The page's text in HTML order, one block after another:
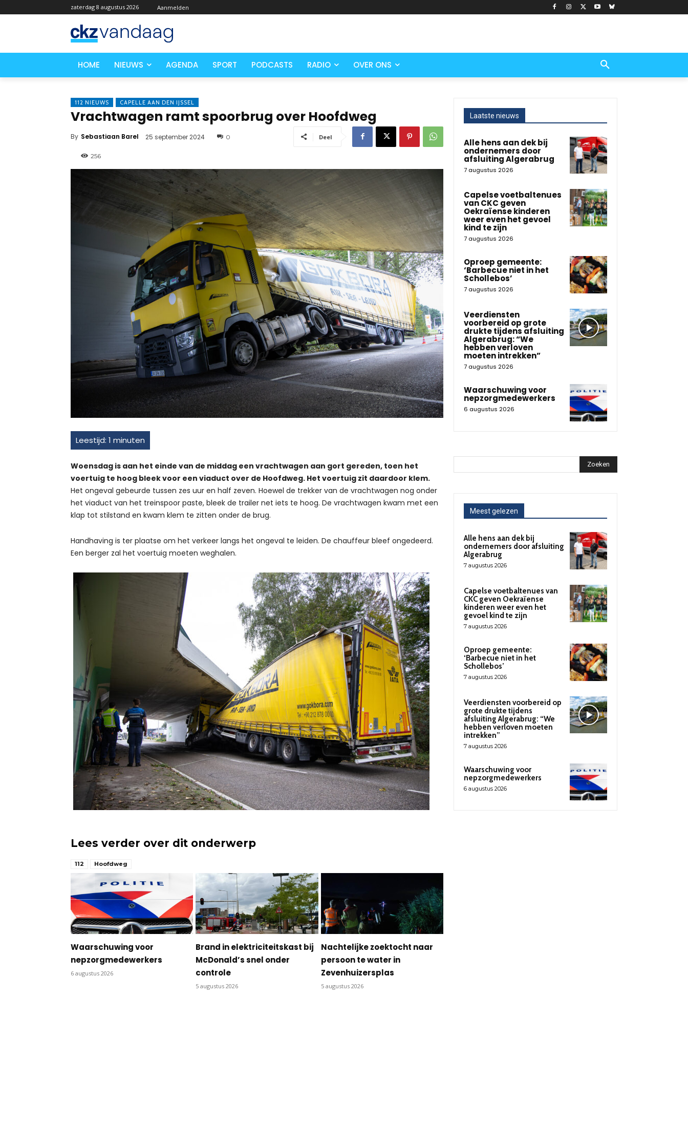
zaterdag 8 augustus 2026 Aanmelden
HOME NIEUWS AGENDA SPORT PODCASTS RADIO OVER ONS
112 NIEUWS CAPELLE AAN DEN IJSSEL
Vrachtwagen ramt spoorbrug over Hoofdweg
By Sebastiaan Barel 25 september 2024 0
256
Deel
Woensdag is aan het einde van de middag een vrachtwagen aan gort gereden, toen het
voertuig te hoog bleek voor een viaduct over de Hoofdweg. Het voertuig zit daardoor klem.
Het ongeval gebeurde tussen zes uur en half zeven. Hoewel de trekker van de vrachtwagen nog onder
het viaduct van het treinspoor paste, bleek de trailer net iets te hoog. De vrachtwagen kwam met een
klap tot stilstand en kwam klem te zitten onder de brug.
Handhaving is ter plaatse om het verkeer langs het ongeval te leiden. De chauffeur bleef ongedeerd.
Een berger zal het voertuig moeten weghalen.
Lees verder over dit onderwerp
112 Hoofdweg
Waarschuwing voor
nepzorgmedewerkers
6 augustus 2026
Brand in elektriciteitskast bij
McDonald’s snel onder
controle
5 augustus 2026
Nachtelijke zoektocht naar
persoon te water in
Zevenhuizersplas
5 augustus 2026
Laatste nieuws
Alle hens aan dek bij
ondernemers door
afsluiting Algerabrug
7 augustus 2026
Capelse voetbaltenues
van CKC geven
Oekraïense kinderen
weer even het gevoel
kind te zijn
7 augustus 2026
Oproep gemeente:
‘Barbecue niet in het
Schollebos’
7 augustus 2026
Veerdiensten
voorbereid op grote
drukte tijdens afsluiting
Algerabrug: “We
hebben verloven
moeten intrekken”
7 augustus 2026
Waarschuwing voor
nepzorgmedewerkers
6 augustus 2026
Zoeken
Meest gelezen
Alle hens aan dek bij
ondernemers door afsluiting
Algerabrug
7 augustus 2026
Capelse voetbaltenues van
CKC geven Oekraïense
kinderen weer even het
gevoel kind te zijn
7 augustus 2026
Oproep gemeente:
‘Barbecue niet in het
Schollebos’
7 augustus 2026
Veerdiensten voorbereid op
grote drukte tijdens
afsluiting Algerabrug: “We
hebben verloven moeten
intrekken”
7 augustus 2026
Waarschuwing voor
nepzorgmedewerkers
6 augustus 2026